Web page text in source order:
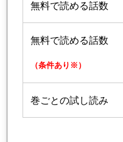
無料で読める話数
無料で読める話数
（条件あり※）
巻ごとの試し読み